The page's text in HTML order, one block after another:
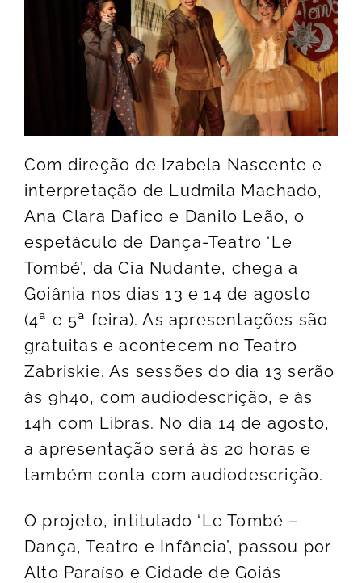
Com direção de Izabela Nascente e
interpretação de Ludmila Machado,
Ana Clara Dafico e Danilo Leão, o
espetáculo de Dança-Teatro ‘Le
Tombé’, da Cia Nudante, chega a
Goiânia nos dias 13 e 14 de agosto
(4ª e 5ª feira). As apresentações são
gratuitas e acontecem no Teatro
Zabriskie. As sessões do dia 13 serão
às 9h40, com audiodescrição, e às
14h com Libras. No dia 14 de agosto,
a apresentação será às 20 horas e
também conta com audiodescrição.
O projeto, intitulado ‘Le Tombé –
Dança, Teatro e Infância’, passou por
Alto Paraíso e Cidade de Goiás